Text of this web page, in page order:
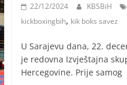
22/12/2024 KBSBiH
kickboxingbih, kik boks savez
U Sarajevu dana, 22.
je redovna Izvještajna
Hercegovine. Prije samog